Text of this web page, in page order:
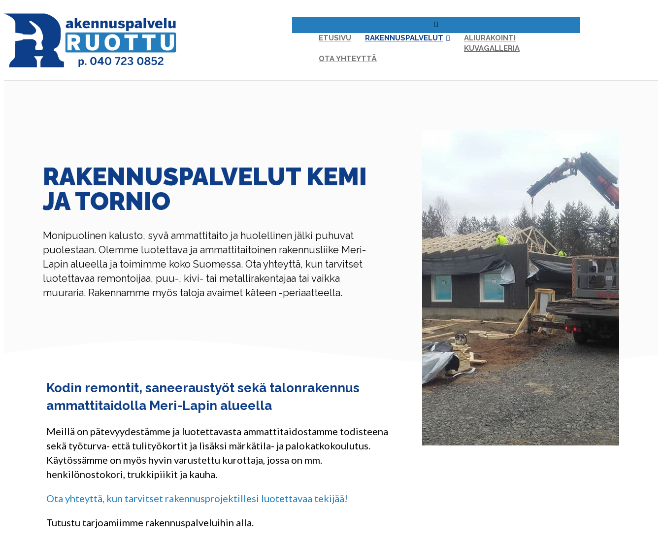
ETUSIVU
RAKENNUSPALVELUT
ALIURAKOINTI
KUVAGALLERIA
OTA YHTEYTTÄ
RAKENNUSPALVELUT KEMI
JA TORNIO
Monipuolinen kalusto, syvä ammattitaito ja huolellinen jälki puhuvat
puolestaan. Olemme luotettava ja ammattitaitoinen rakennusliike Meri-
Lapin alueella ja toimimme koko Suomessa. Ota yhteyttä, kun tarvitset
luotettavaa remontoijaa, puu-, kivi- tai metallirakentajaa tai vaikka
muuraria. Rakennamme myös taloja avaimet käteen -periaatteella.
Kodin remontit, saneeraustyöt sekä talonrakennus
ammattitaidolla Meri-Lapin alueella
Meillä on pätevyydestämme ja luotettavasta ammattitaidostamme todisteena
sekä työturva- että tulityökortit ja lisäksi märkätila- ja palokatkokoulutus.
Käytössämme on myös hyvin varustettu kurottaja, jossa on mm.
henkilönostokori, trukkipiikit ja kauha.
Ota yhteyttä, kun tarvitset rakennusprojektillesi luotettavaa tekijää!
Tutustu tarjoamiimme rakennuspalveluihin alla.